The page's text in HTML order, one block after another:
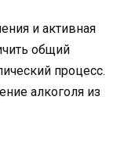
и активная
общий
процесс.
алкоголя из